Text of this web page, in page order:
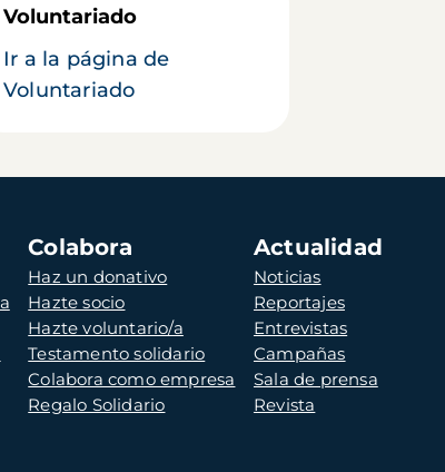
Voluntariado
Ir a la página de
Voluntariado
Colabora
Haz un donativo
Hazte socio
Hazte voluntario/a
Testamento solidario
Colabora como empresa
Regalo Solidario
Actualidad
Noticias
Reportajes
Entrevistas
Campañas
Sala de prensa
Revista